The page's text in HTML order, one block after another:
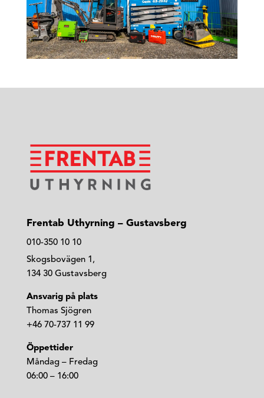
Frentab Uthyrning – Gustavsberg
010-350 10 10
Skogsbovägen 1,
134 30 Gustavsberg
Ansvarig på plats
Thomas Sjögren
+46 70-737 11 99
Öppettider
Måndag – Fredag
06:00 – 16:00